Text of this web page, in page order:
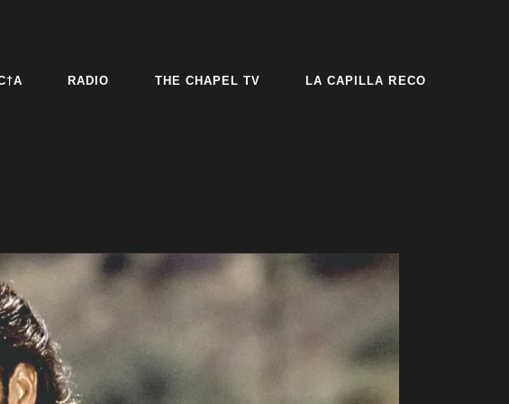
RADIO THE CHAPEL TV LA CAPILLA RECO